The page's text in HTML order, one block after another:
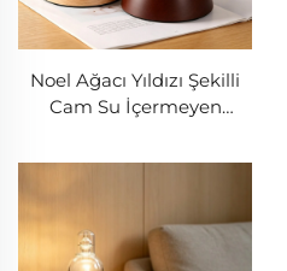
Noel Ağacı Yıldızı Şekilli
Cam Su İçermeyen
Dokunmatik Kontrollü
Difüzörü